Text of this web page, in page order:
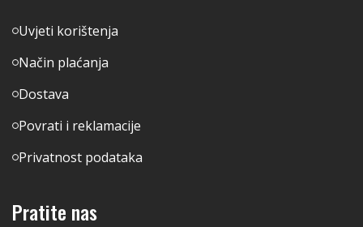
Uvjeti korištenja
Način plaćanja
Dostava
Povrati i reklamacije
Privatnost podataka
Pratite nas